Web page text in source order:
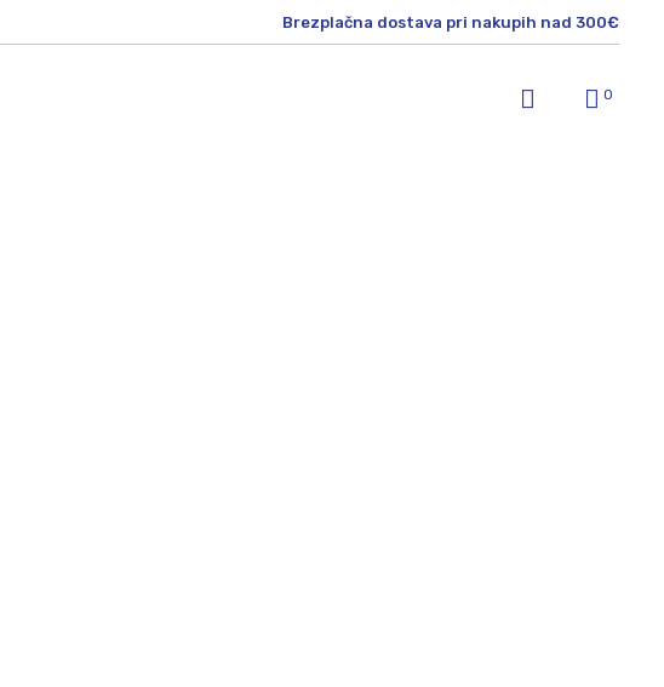
Brezplačna dostava pri nakupih nad 300€
0